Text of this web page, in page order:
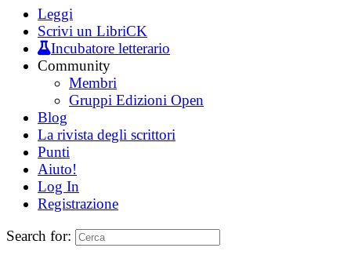
Leggi
Scrivi un LibriCK
Incubatore letterario
Community
Membri
Gruppi Edizioni Open
Blog
La rivista degli scrittori
Punti
Aiuto!
Log In
Registrazione
Search for: